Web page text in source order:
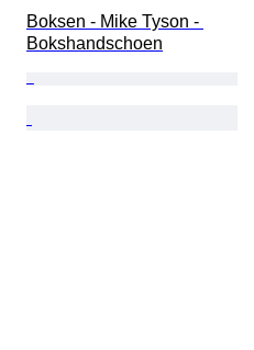
Boksen - Mike Tyson -
Bokshandschoen